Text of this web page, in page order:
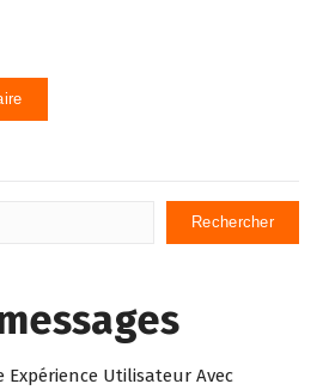
Rechercher
Expérience Utilisateur Avec